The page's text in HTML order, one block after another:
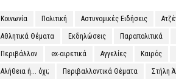
Κοινωνία Πολιτική Αστυνομικές Ειδήσεις
Αθλητικά Θέματα Εκδηλώσεις Παραπολιτικά
Περιβάλλον ex-αιρετικά Αγγελίες Καιρός
Αλήθεια ή... όχι; Περιβαλλοντικά Θέματα Στήλη